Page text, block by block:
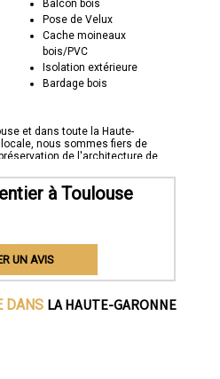
Balcon bois
Pose de Velux
Cache moineaux
bois/PVC
Isolation extérieure
Bardage bois
et dans toute la Haute-
nous sommes fiers de
de l'architecture de
charpente traditionnelle,
Socorebat 31 est
nous pour discuter de
le bois, bâtir l'avenir.
à Toulouse
UN AVIS
DANS LA HAUTE-GARONNE